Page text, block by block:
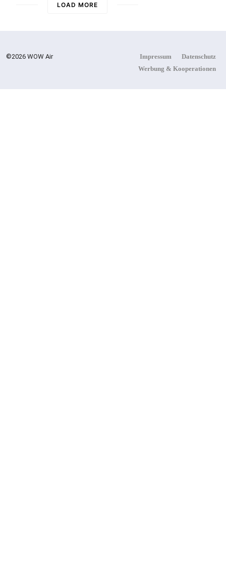
LOAD MORE
©2026 WOW Air Impressum
Datenschutz
Werbung & Kooperationen